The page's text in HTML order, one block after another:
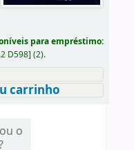
para empréstimo:
D598] (2).
carrinho
o